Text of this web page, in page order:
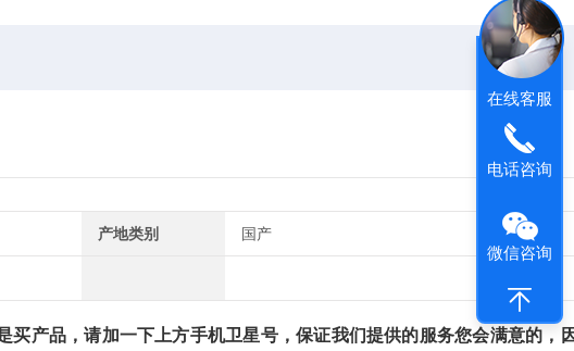
产地类别 国产
产品，请加一下上方手机卫星号，保证我们提供的服务您会满意的，
在线客服
电话咨询
微信咨询